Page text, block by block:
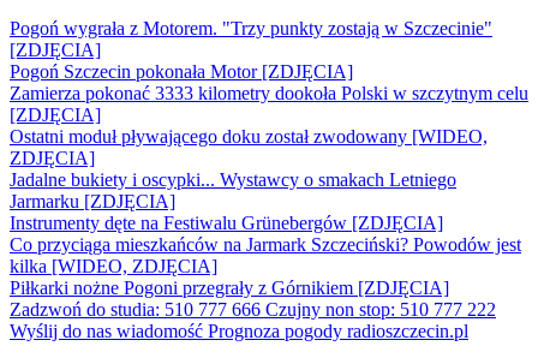
Pogoń wygrała z Motorem. "Trzy punkty zostają w Szczecinie"
[ZDJĘCIA]
Pogoń Szczecin pokonała Motor [ZDJĘCIA]
Zamierza pokonać 3333 kilometry dookoła Polski w szczytnym celu
[ZDJĘCIA]
Ostatni moduł pływającego doku został zwodowany [WIDEO,
ZDJĘCIA]
Jadalne bukiety i oscypki... Wystawcy o smakach Letniego
Jarmarku [ZDJĘCIA]
Instrumenty dęte na Festiwalu Grünebergów [ZDJĘCIA]
Co przyciąga mieszkańców na Jarmark Szczeciński? Powodów jest
kilka [WIDEO, ZDJĘCIA]
Piłkarki nożne Pogoni przegrały z Górnikiem [ZDJĘCIA]
Zadzwoń do studia: 510 777 666 Czujny non stop: 510 777 222
Wyślij do nas wiadomość Prognoza pogody radioszczecin.pl